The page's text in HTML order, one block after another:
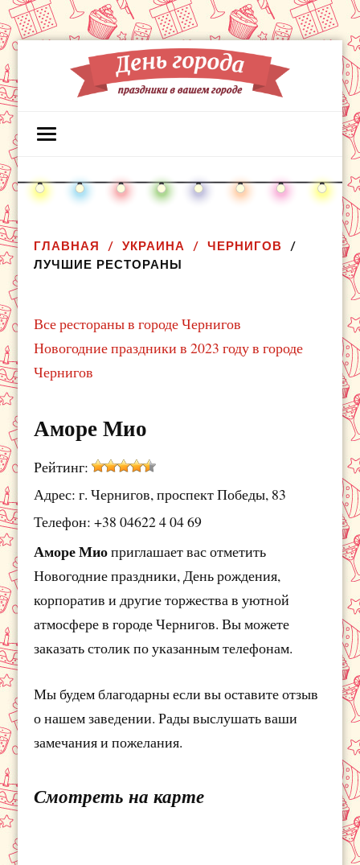
ГЛАВНАЯ УКРАИНА
ЧЕРНИГОВ
ЛУЧШИЕ РЕСТОРАНЫ
Все рестораны в городе Чернигов
Новогодние праздники в 2023 году в городе
Чернигов
Аморе Мио
Рейтинг:
Адрес: г. Чернигов, проспект Победы, 83
Телефон: +38 04622 4 04 69
Аморе Миоприглашает вас отметить
Новогодние праздники, День рождения,
корпоратив и другие торжества в уютной
атмосфере в городе Чернигов. Вы можете
заказать столик по указанным телефонам.
Мы будем благодарны если вы оставите отзыв
о нашем заведении. Рады выслушать ваши
замечания и пожелания.
Смотреть на карте